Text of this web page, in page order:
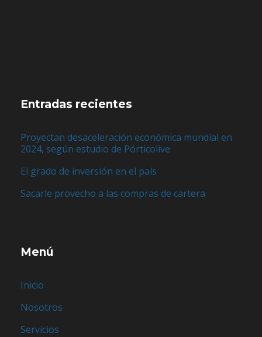
Entradas recientes
Proyectan desaceleración económica mundial en
2024, según estudio de Pórticolive
El grado de inversión en el país
Sacarle provecho a las compras de cartera
Menú
Inicio
Nosotros
Servicios